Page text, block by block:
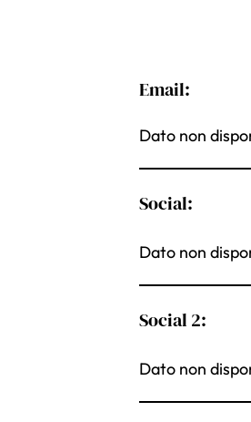
Email:
Dato non
Social:
Dato non
Social 2:
Dato non